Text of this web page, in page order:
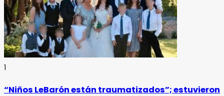
1
“Niños LeBarón están traumatizados”; estuvieron